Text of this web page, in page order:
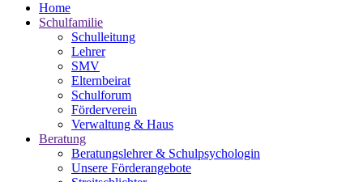
Home
Schulfamilie
Schulleitung
Lehrer
SMV
Elternbeirat
Schulforum
Förderverein
Verwaltung & Haus
Beratung
Beratungslehrer & Schulpsychologin
Unsere Förderangebote